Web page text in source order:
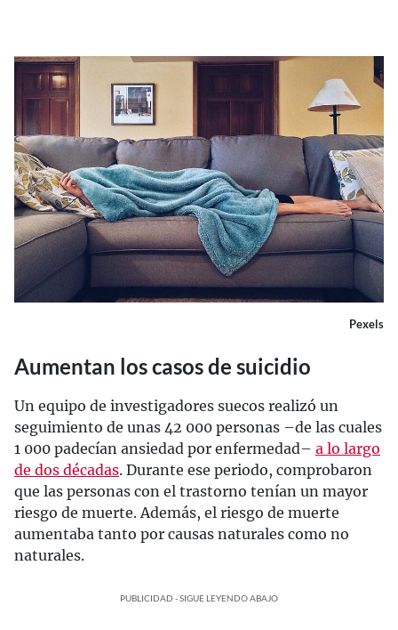
Pexels
Aumentan los casos de suicidio
Un equipo de investigadores suecos realizó un
seguimiento de unas 42 000 personas –de las cuales
1 000 padecían ansiedad por enfermedad– a lo largo
de dos décadas. Durante ese periodo, comprobaron
que las personas con el trastorno tenían un mayor
riesgo de muerte. Además, el riesgo de muerte
aumentaba tanto por causas naturales como no
naturales.
PUBLICIDAD - SIGUE LEYENDO ABAJO